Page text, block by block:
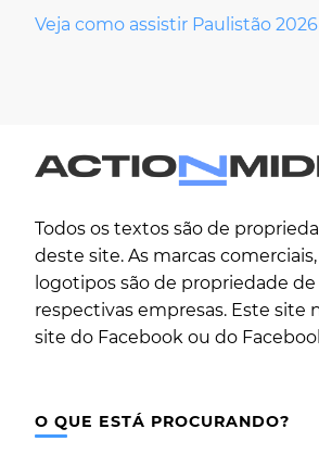
Veja como assistir Paulistão
Todos os textos são de
deste site. As marcas
logotipos são de propriedade de
respectivas empresas. Este site
site do Facebook ou do
O QUE ESTÁ PROCURANDO?